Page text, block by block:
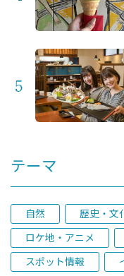
テーマ
自然 歴史・文
ロケ地・アニメ
スポット情報